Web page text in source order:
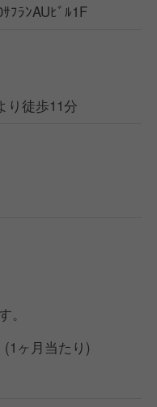
ﾌﾗﾝAUﾋﾞﾙ1F
り徒歩11分
ヶ月当たり)